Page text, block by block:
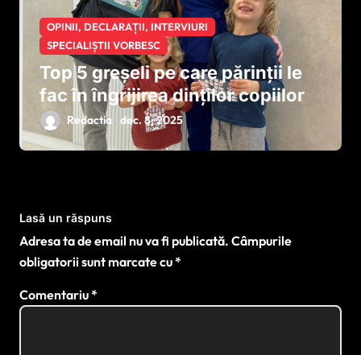
OPINII, DECLARAȚII, INTERVIURI
SPECIALIȘTII VORBESC
Top 5 greșeli pe care părinții le
fac în îngrijirea dinților copiilor
Redactia dec. 8, 2025
Lasă un răspuns
Adresa ta de email nu va fi publicată. Câmpurile
obligatorii sunt marcate cu*
Comentariu*